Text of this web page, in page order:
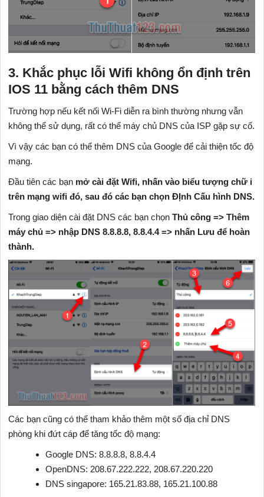
3. Khắc phục lỗi Wifi không ổn định trên
IOS 11 bằng cách thêm DNS
Trường hợp nếu kết nối Wi-Fi diễn ra bình thường nhưng vẫn
không thể sử dụng, rất có thể máy chủ DNS của ISP gặp sự cố.
Vì vậy các bạn có thể thêm DNS của Google để cải thiện tốc độ
mạng.
Đầu tiên các bạn mở cài đặt Wifi, nhấn vào biểu tượng chữ i
trên mạng wifi đó, sau đó các bạn chọn ĐỊnh Cấu hình DNS.
Trong giao diện cài đặt DNS các bạn chọnThủ công => Thêm
máy chủ => nhập DNS 8.8.8.8, 8.8.4.4 => nhấn Lưu để hoàn
thành.
Các bạn cũng có thể tham khảo thêm một số địa chỉ DNS
phòng khi đứt cáp để tăng tốc độ mạng:
Google DNS: 8.8.8.8, 8.8.4.4
OpenDNS: 208.67.222.222, 208.67.220.220
DNS singapore: 165.21.83.88, 165.21.100.88